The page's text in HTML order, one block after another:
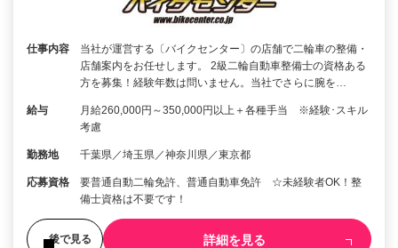
仕事内容
当社が運営する〔バイクセンター〕の店舗で二輪車の整備・
店舗案内をお任せします。 2級二輪自動車整備士の資格ある
方を募集！経験年数は問いません。当社でさらに腕を…
給与
月給260,000円～350,000円以上＋各種手当 ※経験･スキル
考慮
勤務地 千葉県／埼玉県／神奈川県／東京都
応募資格
要普通自動二輪免許、普通自動車免許 ☆未経験者OK！整
備士資格は不要です！
後で見る 詳細を見る